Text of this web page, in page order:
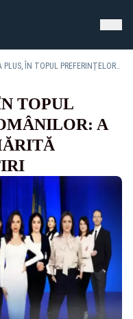
REALITATEA PLUS, ÎN TOPUL PREFERINȚELOR ROMÂNILOR: A DOUA CEA MAI URMĂRITĂ TELEVIZIUNE DE ȘTIRI
TOPUL
A